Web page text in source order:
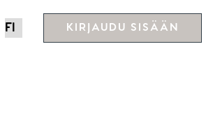
KIRJAUDU SISÄÄN